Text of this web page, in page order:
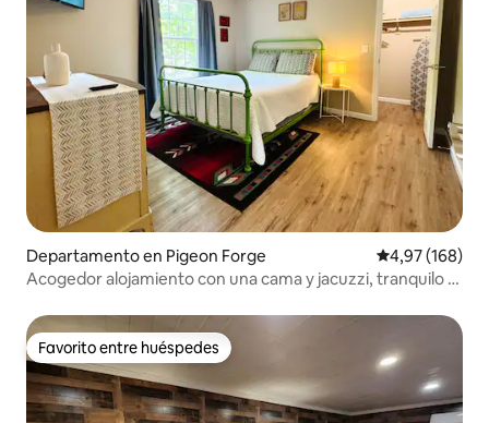
Departamento en Pigeon Forge Calificación
4,97 (168)
Acogedor alojamiento con una cama y jacuzzi, tranquilo y
Favorito entre huéspedes
Favorito entre huéspedes